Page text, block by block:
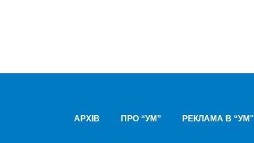
АРХІВ ПРО “УМ” РЕКЛАМА В “УМ"